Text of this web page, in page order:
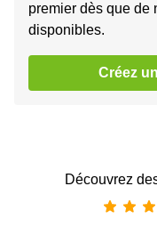
premier dès que de
disponibles.
Créez
Découvrez